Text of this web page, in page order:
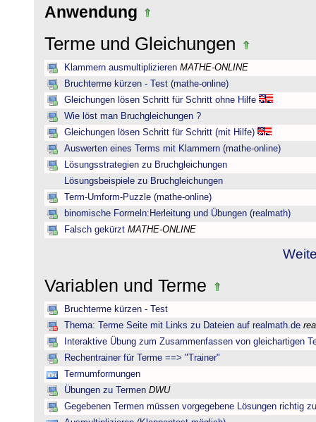
Anwendung
Terme und Gleichungen
Klammern ausmultiplizieren MATHE-ONLINE
Bruchterme kürzen - Test (mathe-online)
Gleichungen lösen Schritt für Schritt ohne Hilfe
Wie löst man Bruchgleichungen ?
Gleichungen lösen Schritt für Schritt (mit Hilfe)
Auswerten eines Terms mit Klammern (mathe-online)
Lösungsstrategien zu Bruchgleichungen
Lösungsbeispiele zu Bruchgleichungen
Term-Umform-Puzzle (mathe-online)
binomische Formeln:Herleitung und Übungen (realmath)
Falsch gekürzt MATHE-ONLINE
Variablen und Terme
Bruchterme kürzen - Test
Thema: Terme Seite mit Links zu Dateien auf realmath.de
Interaktive Übung zum Zusammenfassen von gleichartigen
Rechentrainer für Terme ==> "Trainer"
Termumformungen
Übungen zu Termen DWU
Gegebenen Termen müssen vorgegebene Lösungen richtig